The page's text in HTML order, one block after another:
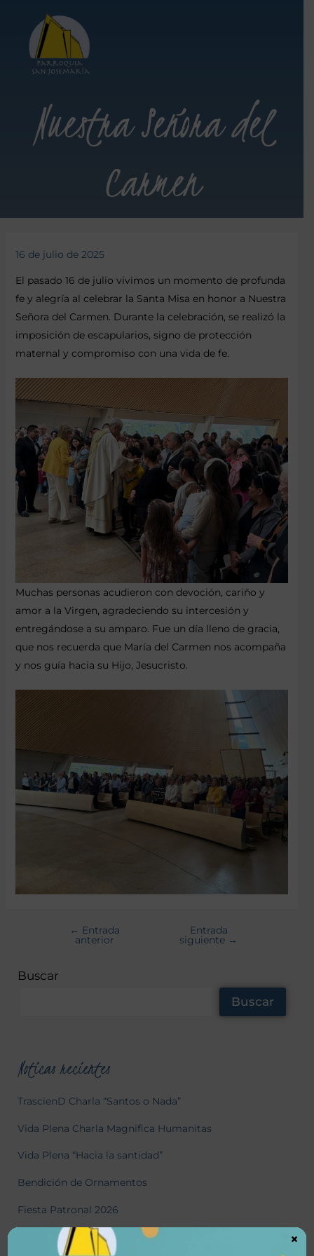
Nuestra Señora del
Carmen
16 de julio de 2025
El pasado 16 de julio vivimos un momento de profunda
fe y alegría al celebrar la Santa Misa en honor a Nuestra
Señora del Carmen. Durante la celebración, se realizó la
imposición de escapularios, signo de protección
maternal y compromiso con una vida de fe.
Muchas personas acudieron con devoción, cariño y
amor a la Virgen, agradeciendo su intercesión y
entregándose a su amparo. Fue un día lleno de gracia,
que nos recuerda que María del Carmen nos acompaña
y nos guía hacia su Hijo, Jesucristo.
← Entrada
anterior
Entrada
siguiente →
Buscar
Buscar
Noticas recientes
TrascienD Charla “Santos o Nada”
Vida Plena Charla Magnifica Humanitas
Vida Plena “Hacia la santidad”
Bendición de Ornamentos
Fiesta Patronal 2026
×